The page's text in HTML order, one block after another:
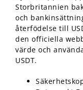
Storbritannien
och
återfödelse till
den officiella
värde och
USDT.